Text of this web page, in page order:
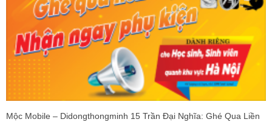
Mộc Mobile – Didongthongminh 15 Trần Đại Nghĩa: Ghé Qua Liền